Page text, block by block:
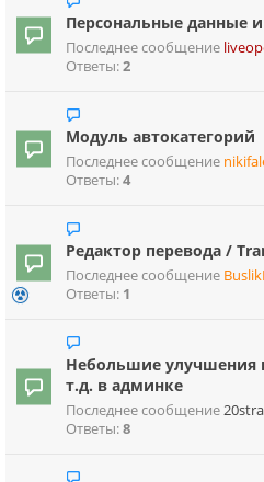
Персональные данные
Последнее сообщение
Ответы:2
Модуль автокатегорий
Последнее сообщение
Ответы:4
Редактор перевода /
Последнее сообщение
Ответы: 1
Небольшие улучшения
т.д. в админке
Последнее сообщение
Ответы:8